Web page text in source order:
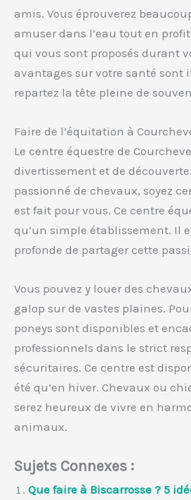
amis. Vous éprouverez
amuser dans l’eau tout en
qui vous sont proposés durant
avantages sur votre santé sont
repartez la tête pleine de
Faire de l’équitation à
Le centre équestre de
divertissement et de
passionné de chevaux, soyez
est fait pour vous. Ce centre
qu’un simple établissement. Il
profonde de partager cette
Vous pouvez y louer des
galop sur de vastes plaines.
poneys sont disponibles et
professionnels dans le strict
sécuritaires. Ce centre est
été qu’en hiver. Chevaux ou
serez heureux de vivre en
animaux.
Sujets Connexes :
Que faire à Biscarrosse ? 5